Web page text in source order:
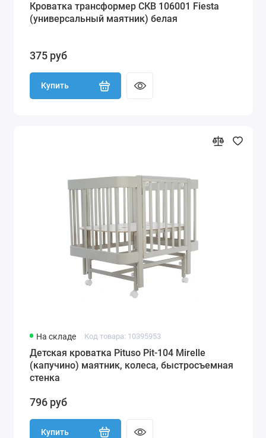
Кроватка трансформер СКВ 106001 Fiesta
(универсальный маятник) белая
375 руб
Купить
На складе Код товара: 10395953
Детская кроватка Pituso Pit-104 Mirelle
(капучино) маятник, колеса, быстросъемная
стенка
796 руб
Купить